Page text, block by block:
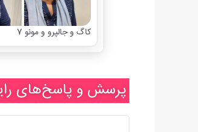
کاگ و جالپرو و مونو 7
پرسش و پاسخ‌های